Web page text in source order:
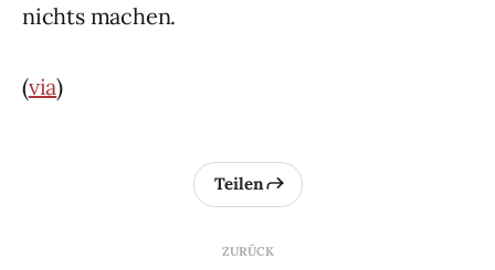
nichts machen.
(via)
ZURÜCK
Teilen